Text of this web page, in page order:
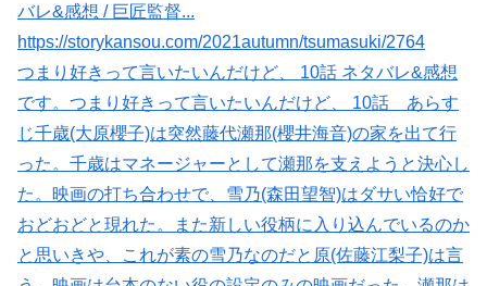
バレ&感想 / 巨匠監督...
https://storykansou.com/2021autumn/tsumasuki/2764
つまり好きって言いたいんだけど、 10話 ネタバレ&感想
です。つまり好きって言いたいんだけど、 10話 あらす
じ千歳(大原櫻子)は突然藤代瀬那(櫻井海音)の家を出て行
った。千歳はマネージャーとして瀬那を支えようと決心し
た。映画の打ち合わせで、雪乃(森田望智)はダサい恰好で
おどおどと現れた。また新しい役柄に入り込んでいるのか
と思いきや、これが素の雪乃なのだと原(佐藤江梨子)は言